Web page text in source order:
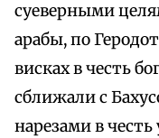
суеверными
арабы, по
висках в честь
сближали с
нарезами в